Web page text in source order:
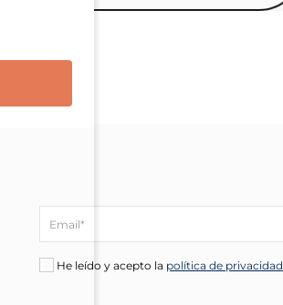
He leído y acepto la política de privacidad